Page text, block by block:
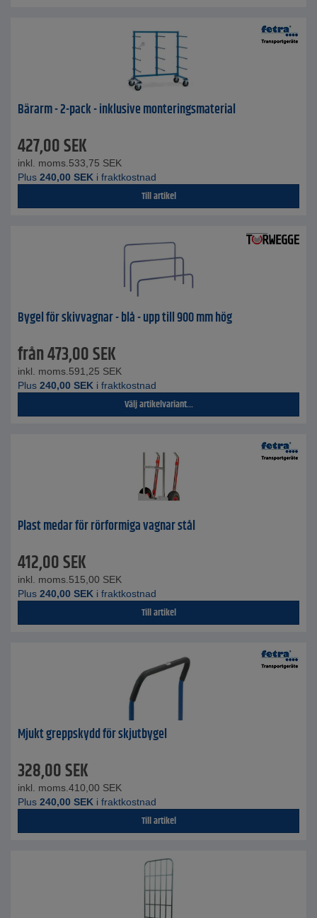
Bärarm - 2-pack - inklusive monteringsmaterial
427,00SEK
inkl. moms. 533,75 SEK
Plus 240,00 SEK i fraktkostnad
Till artikel
Bygel för skivvagnar - blå - upp till 900 mm hög
från473,00SEK
inkl. moms. 591,25 SEK
Plus 240,00 SEK i fraktkostnad
Välj artikelvariant...
Plast medar för rörformiga vagnar stål
412,00SEK
inkl. moms. 515,00 SEK
Plus 240,00 SEK i fraktkostnad
Till artikel
Mjukt greppskydd för skjutbygel
328,00SEK
inkl. moms. 410,00 SEK
Plus 240,00 SEK i fraktkostnad
Till artikel